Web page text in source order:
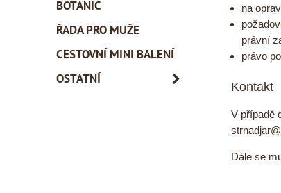
na
právní
právo
Kontakt
V případě
Dále se
BOTANIC
ŘADA PRO MUŽE
CESTOVNÍ MINI BALENÍ
OSTATNÍ